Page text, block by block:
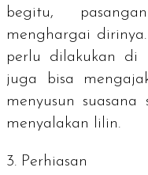
begitu,
menghargai
perlu dilakukan di
juga bisa
menyusun
menyalakan lilin.
3. Perhiasan